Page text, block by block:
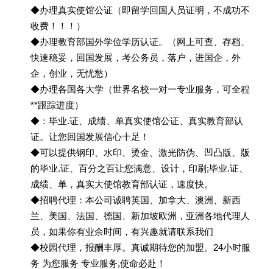
◆办理真实使馆公证（即留学回国人员证明，不成功不
收费！！！）
◆办理教育部国外学位学历认证。（网上可查、存档、
快速稳妥，回国发展，考公务员，落户，进国企，外
企，创业，无忧愁）
◆办理各国各大学（世界名校一对一专业服务，可全程
**跟踪进度）
◆：毕业.证、成绩、单真实使馆公证、真实教育部认
证。让您回国发展信心十足！
◆可以提供钢印、水印、烫金、激光防伪、凹凸版、版
的毕业.证、百分之百让您满意、设计，印刷;毕业.证、
成绩、单，真实大使馆教育部认证，速度快。
◆招聘代理：本公司诚聘英国、加拿大、澳洲、新西
兰、美国、法国、德国、新加坡欧洲，亚洲各地代理人
员，如果你有业余时间，有兴趣就请联系我们
◆校园代理，报酬丰厚。真诚期待您的加盟。24小时服
务 为您服务 专业服务,使命必赴！